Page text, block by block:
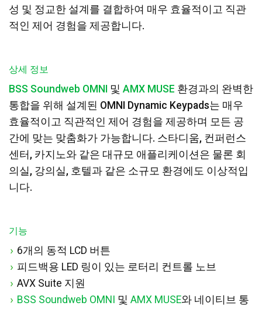
성 및 정교한 설계를 결합하여 매우 효율적이고 직관
적인 제어 경험을 제공합니다.
상세 정보
BSS Soundweb OMNI 및 AMX MUSE 환경과의 완벽한
통합을 위해 설계된 OMNI Dynamic Keypads는 매우
효율적이고 직관적인 제어 경험을 제공하며 모든 공
간에 맞는 맞춤화가 가능합니다. 스타디움, 컨퍼런스
센터, 카지노와 같은 대규모 애플리케이션은 물론 회
의실, 강의실, 호텔과 같은 소규모 환경에도 이상적입
니다.
기능
6개의 동적 LCD 버튼
피드백용 LED 링이 있는 로터리 컨트롤 노브
AVX Suite 지원
BSS Soundweb OMNI
및 AMX MUSE와 네이티브 통